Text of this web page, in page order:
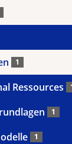
1
Ressources
1
1